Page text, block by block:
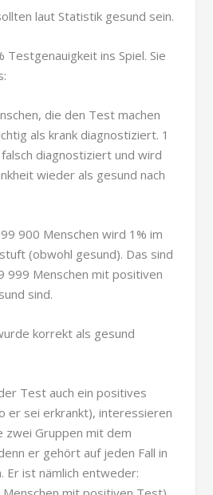
laut Statistik gesund sein.
Testgenauigkeit ins Spiel. Sie
die den Test machen
als krank diagnostiziert. 1
diagnostiziert und wird
wieder als gesund nach
900 Menschen wird 1% im
(obwohl gesund). Das sind
999 Menschen mit positiven
sind.
korrekt als gesund
Test auch ein positives
er sei erkrankt), interessieren
zwei Gruppen mit dem
er gehört auf jeden Fall in
Er ist nämlich entweder: